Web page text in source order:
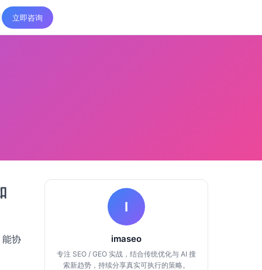
立即咨询
能协
I
imaseo
专注 SEO / GEO 实战，结合传统优化与 AI 搜
索新趋势，持续分享真实可执行的策略。